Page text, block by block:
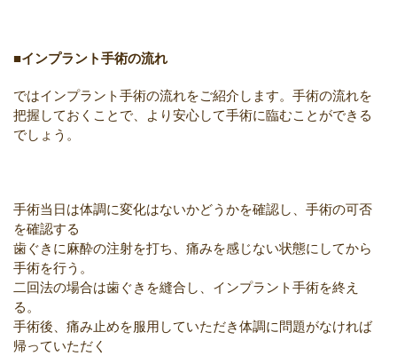
■インプラント手術の流れ
ではインプラント手術の流れをご紹介します。手術の流れを
把握しておくことで、より安心して手術に臨むことができる
でしょう。
手術当日は体調に変化はないかどうかを確認し、手術の可否
を確認する
歯ぐきに麻酔の注射を打ち、痛みを感じない状態にしてから
手術を行う。
二回法の場合は歯ぐきを縫合し、インプラント手術を終え
る。
手術後、痛み止めを服用していただき体調に問題がなければ
帰っていただく